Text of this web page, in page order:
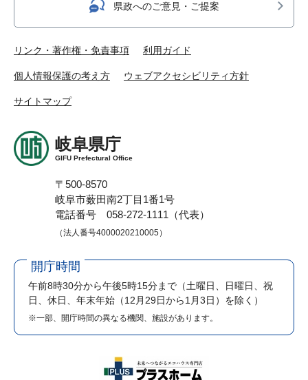
県政へのご意見・ご提案
リンク・著作権・免責事項 利用ガイド
個人情報保護の考え方 ウェブアクセシビリティ方針
サイトマップ
岐阜県庁
GIFU Prefectural Office
〒500-8570
岐阜市薮田南2丁目1番1号
電話番号 058-272-1111（代表）
（法人番号4000020210005）
開庁時間
午前8時30分から午後5時15分まで （土曜日、日曜日、祝
日、休日、年末年始（12月29日から1月3日）を除く）
※一部、開庁時間の異なる機関、施設があります。